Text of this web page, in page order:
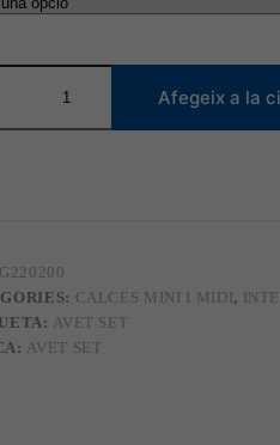
Afegeix a la
G220200
CALCES MINI I MIDI,
AVET SET
AVET SET